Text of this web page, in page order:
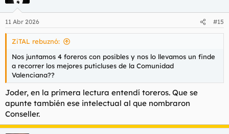
e
s
11 Abr 2026 #15
ZiTAL rebuznó:
Nos juntamos 4 foreros con posibles y nos lo llevamos un finde
a recorrer los mejores puticluses de la Comunidad
Valenciana??
Joder, en la primera lectura entendí toreros. Que se
apunte también ese intelectual al que nombraron
Conseller.